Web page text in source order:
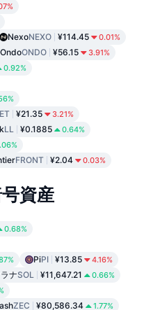
NexoNEXO ¥114.45 0.01%
OndoONDO ¥56.15 3.91%
0.92%
¥21.35 3.21%
LL ¥0.1885 0.64%
FRONT ¥2.04 0.03%
資産
0.68%
PiPI ¥13.85 4.16%
ナSOL ¥11,647.21 0.66%
ZEC ¥80,586.34 1.77%